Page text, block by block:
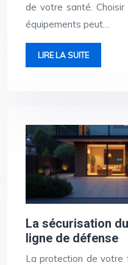
de votre santé.
équipements peut…
LIRE LA SUITE
La sécurisation
ligne de défense
La protection de votre